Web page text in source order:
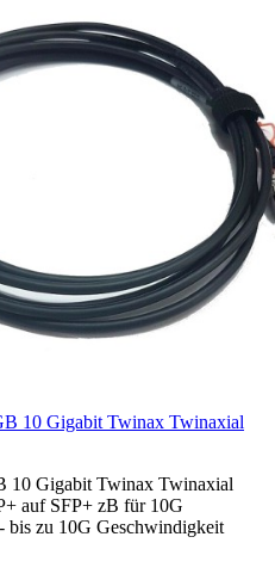
10 Gigabit Twinax Twinaxial
10 Gigabit Twinax Twinaxial
auf SFP+ zB für 10G
bis zu 10G Geschwindigkeit